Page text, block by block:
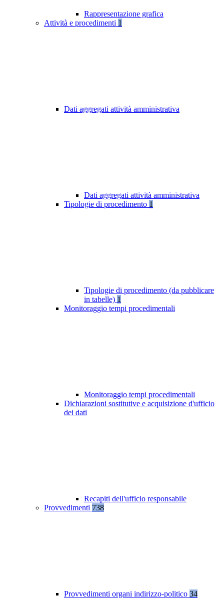
Rappresentazione grafica
Attività e procedimenti 1
Dati aggregati attività amministrativa
Dati aggregati attività amministrativa
Tipologie di procedimento 1
Tipologie di procedimento (da pubblicare
in tabelle) 1
Monitoraggio tempi procedimentali
Monitoraggio tempi procedimentali
Dichiarazioni sostitutive e acquisizione d'ufficio
dei dati
Recapiti dell'ufficio responsabile
Provvedimenti 738
Provvedimenti organi indirizzo-politico 34